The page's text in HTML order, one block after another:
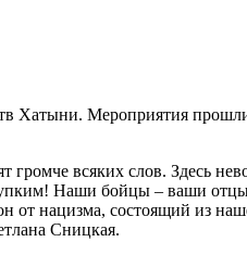
Хатыни. Мероприятия
громче всяких слов. Здесь
Наши бойцы – ваши
от нацизма, состоящий из
Сницкая.